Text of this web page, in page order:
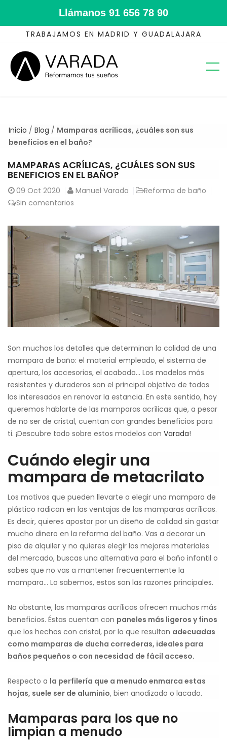
Llámanos 91 656 78 90
TRABAJAMOS EN MADRID Y GUADALAJARA
Inicio / Blog / Mamparas acrílicas, ¿cuáles son sus
beneficios en el baño?
MAMPARAS ACRÍLICAS, ¿CUÁLES SON SUS
BENEFICIOS EN EL BAÑO?
09 Oct 2020 Manuel Varada
Reforma de baño
Sin comentarios
Son muchos los detalles que determinan la calidad de una
mampara de baño: el material empleado, el sistema de
apertura, los accesorios, el acabado… Los modelos más
resistentes y duraderos son el principal objetivo de todos
los interesados en renovar la estancia. En este sentido, hoy
queremos hablarte de las mamparas acrílicas que, a pesar
de no ser de cristal, cuentan con grandes beneficios para
ti. ¡Descubre todo sobre estos modelos con Varada!
Cuándo elegir una
mampara de metacrilato
Los motivos que pueden llevarte a elegir una mampara de
plástico radican en las ventajas de las mamparas acrílicas.
Es decir, quieres apostar por un diseño de calidad sin gastar
mucho dinero en la reforma del baño. Vas a decorar un
piso de alquiler y no quieres elegir los mejores materiales
del mercado, buscas una alternativa para el baño infantil o
sabes que no vas a mantener frecuentemente la
mampara… Lo sabemos, estos son las razones principales.
No obstante, las mamparas acrílicas ofrecen muchos más
beneficios. Éstas cuentan con paneles más ligeros y finos
que los hechos con cristal, por lo que resultan adecuadas
como mamparas de ducha correderas, ideales para
baños pequeños o con necesidad de fácil acceso.
Respecto a la perfilería que a menudo enmarca estas
hojas, suele ser de aluminio, bien anodizado o lacado.
Mamparas para los que no
limpian a menudo